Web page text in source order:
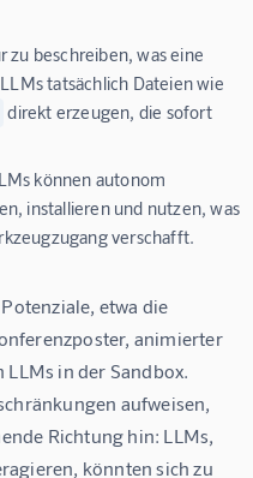
zu beschreiben, was eine
tatsächlich Dateien wie
direkt erzeugen, die sofort
können autonom
installieren und nutzen, was
verschafft.
etwa die
animierter
in der Sandbox.
aufweisen,
Richtung hin: LLMs,
könnten sich zu